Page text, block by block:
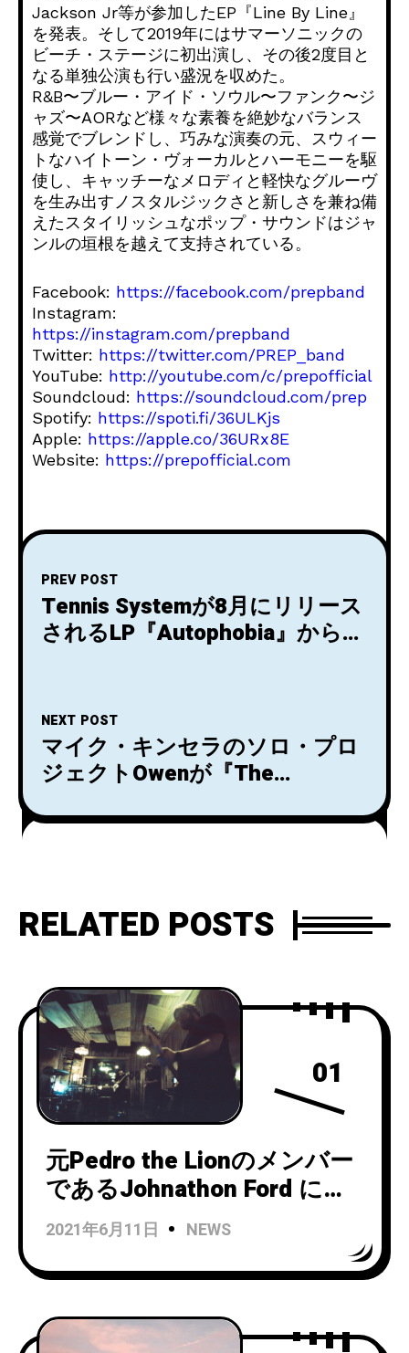
Jackson Jr等が参加したEP『Line By Line』
を発表。そして2019年にはサマーソニックの
ビーチ・ステージに初出演し、その後2度目と
なる単独公演も行い盛況を収めた。
R&B〜ブルー・アイド・ソウル〜ファンク〜ジ
ャズ〜AORなど様々な素養を絶妙なバランス
感覚でブレンドし、巧みな演奏の元、スウィー
トなハイトーン・ヴォーカルとハーモニーを駆
使し、キャッチーなメロディと軽快なグルーヴ
を生み出すノスタルジックさと新しさを兼ね備
えたスタイリッシュなポップ・サウンドはジャ
ンルの垣根を越えて支持されている。
Facebook: https://facebook.com/prepband
Instagram:
https://instagram.com/prepband
Twitter: https://twitter.com/PREP_band
YouTube: http://youtube.com/c/prepofficial
Soundcloud: https://soundcloud.com/prep
Spotify: https://spoti.fi/36ULKjs
Apple: https://apple.co/36URx8E
Website: https://prepofficial.com
PREV POST
Tennis Systemが8月にリリース
されるLP『Autophobia』からタ
NEXT POST
マイク・キンセラのソロ・プロ
ジェクトOwenが『The
ルバム『The Avalanche
RELATED POSTS
01
元Pedro the Lionのメンバー
であるJohnathon Ford によ
るプロジェクトUnwed Sailor
がライブセッション
EP「Live at CommVess」を
2021年6月11日 NEWS